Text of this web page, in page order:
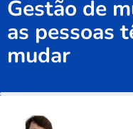
Gestão de
as pessoas
mudar